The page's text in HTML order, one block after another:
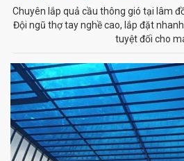
Chuyên lắp quả cầu thông gió tại lâm
Đội ngũ thợ tay nghề cao, lắp đặt
tuyệt đối cho